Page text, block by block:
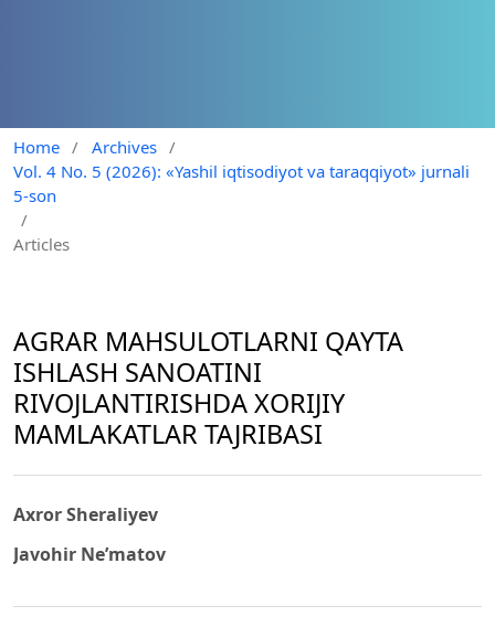
Home / Archives /
Vol. 4 No. 5 (2026): «Yashil iqtisodiyot va taraqqiyot» jurnali
5-son
/
Articles
AGRAR MAHSULOTLARNI QAYTA
ISHLASH SANOATINI
RIVOJLANTIRISHDA XORIJIY
MAMLAKATLAR TAJRIBASI
Axror Sheraliyev
Javohir Ne’matov